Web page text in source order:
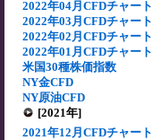
2022年04月CFDチャート
2022年03月CFDチャート
2022年02月CFDチャート
2022年01月CFDチャート
米国30種株価指数
NY金CFD
NY原油CFD
[2021年]
2021年12月CFDチャート